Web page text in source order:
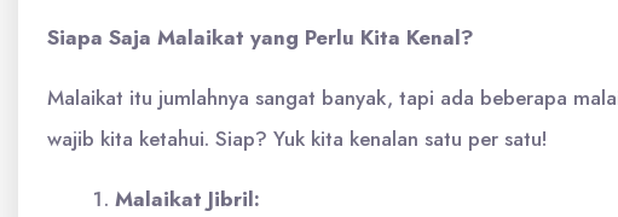
Siapa Saja Malaikat yang Perlu Kita Kenal?
Malaikat itu jumlahnya sangat banyak, tapi ada beberapa
wajib kita ketahui. Siap? Yuk kita kenalan satu per satu!
Malaikat Jibril: